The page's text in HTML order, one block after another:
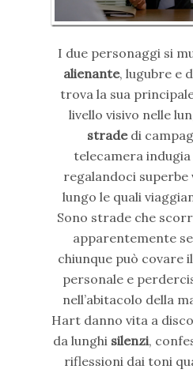
I due personaggi si
alienante, lugubre e
trova la sua
livello visivo nelle
stradedi
telecamera
regalandoci superbe
lungo le quali
Sono strade che
apparentemente
chiunque può covare
personale e
nell’abitacolo della
Hart danno vita a
da lunghi silenzi,
riflessioni dai toni